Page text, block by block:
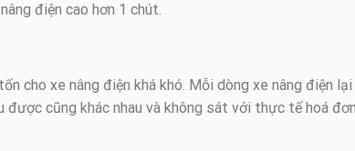
điện cao hơn 1 chút.
cho xe nâng điện khá khó. Mỗi dòng xe nâng điện
được cũng khác nhau và không sát với thực tế hoá